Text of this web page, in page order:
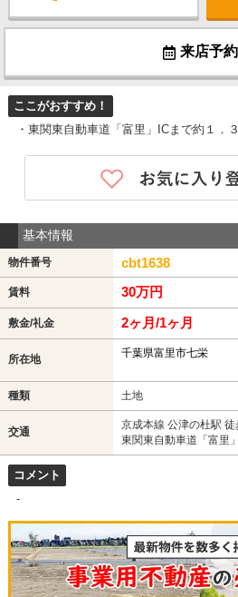
来店予約
ここがおすすめ！
・東関東自動車道「富里」ICまで約１．
基本情報
物件番号 cbt1638
賃料 30万円
敷金/礼金 2ヶ月/1ヶ月
所在地 千葉県富里市七栄
種類 土地
交通
京成本線 公津の杜駅
東関東自動車道「富里
コメント
-